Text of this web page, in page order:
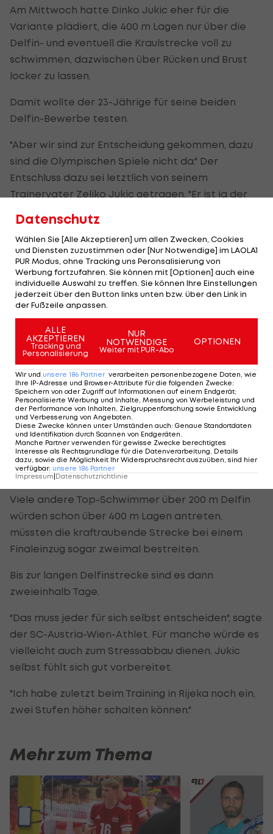
Am Mittwoch hatte Dinko Jukic eher für die
Variante plädiert, die 400 m Lagen nur über die
Delfin- und eventuell die Kraulstrecke voll zu
schwimmen, dazwischen über Rücken und Brust
locker zu lassen.
Damit wollte der 23-Jährige für seine beiden
Delfin-Bewerbe testen.
"Aber wir sind zur Entscheidung gekommen, dazu
sind die Olympischen Spiele nicht da." Der
Entschluss dazu sei letztlich von seinem
Trainervater Zeljko Jukic getragen. "Er ist ja der
Hoher Laktatwert
Seine bis zum Ende der Spiele auch als ORF-
Schwimm-Expertin in London weilende Schwester
Mirna Jukic betonte, dass die Kraft-Komponente
nicht zu unterschätzen sei.
"Dinko geht mit dem Laktat immer ziemlich hoch,
nach 400 m Lagen spürt er das dann schon einmal
einen Tag sehr stark."
Dinko Jukic sprach daher auch davon, dass es um
eine gewisse Kraft ginge, die es einzusparen gelte.
"Vielleicht habe ich dann mehr Reserven und kann
im 200-m-Finale meine beste Zeit zeigen."
"Als Stressabbau"
Viele andere Top-Schwimmer über 200 m Delfin
würden schon über 400 m Lagen antreten,
müssten die kraftraubende Strecke bei einem
Finaleinzug sogar zweimal bestreiten.
Bis zur langen Delfinstrecke sind es dann
zweieinhalb Tage.
"Das muss jeder für sich selbst entscheiden", sagte
der SC-Austria-Wien-Athlet. Für manche würde es
vielleicht auch zum Stressabbau dienen. Jukic
selbst fühlt sich gut vorbereitet.
"Ich habe zuletzt beim Training in Rijeka noch ein,
zwei Stufen höher schalten können."
Mehr zum Thema
Datenschutz
Wählen Sie [Alle Akzeptieren] um allen Zwecken, Cookies
und Diensten zuzustimmen oder [Nur Notwendige] im LAOLA1
PUR Modus, ohne Tracking uns Peronsalisierung von
Werbung fortzufahren. Sie können mit [Optionen] auch eine
individuelle Auswahl zu treffen. Sie können Ihre Einstellungen
jederzeit über den Button links unten bzw. über den Link in
der Fußzeile anpassen.
ALLE
AKZEPTIEREN
Tracking und
Personalisierung
NUR
NOTWENDIGE
Weiter mit PUR-Abo
OPTIONEN
Wir und unsere 186 Partner verarbeiten personenbezogene Daten, wie
Ihre IP-Adresse und Browser-Attribute für die folgenden Zwecke:
Speichern von oder Zugriff auf Informationen auf einem Endgerät;
Personalisierte Werbung und Inhalte, Messung von Werbeleistung und
der Performance von Inhalten, Zielgruppenforschung sowie Entwicklung
und Verbesserung von Angeboten.
Diese Zwecke können unter Umständen auch: Genaue Standortdaten
und Identifikation durch Scannen von Endgeräten.
Manche Partner verwenden für gewisse Zwecke berechtigtes
Interesse als Rechtsgrundlage für die Datenverarbeitung. Details
dazu, sowie die Möglichkeit Ihr Widerspruchsrecht auszuüben, sind hier
verfügbar: unsere 186 Partner
Impressum Datenschutzrichtlinie